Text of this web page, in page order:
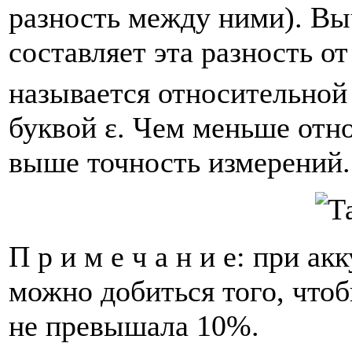
разность между ними).
составляет эта разность
называется
буквой ε. Чем меньше
выше точность измерений.
П р и м е ч а н и е: при
можно добиться того,
не превышала 10%.